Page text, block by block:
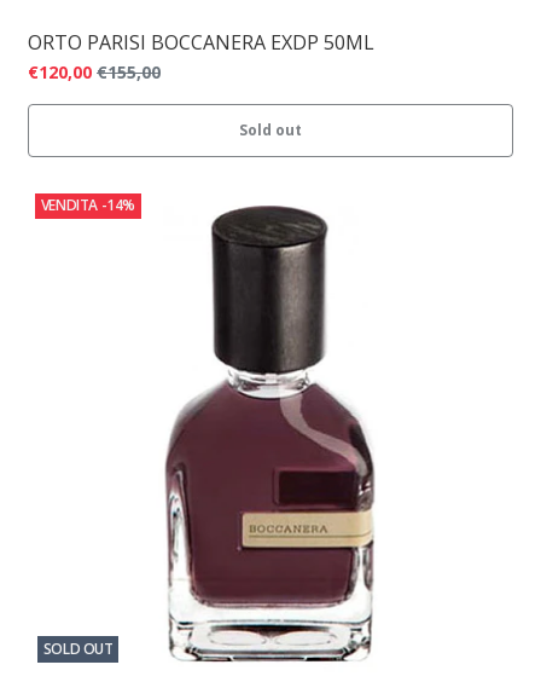
ORTO PARISI BOCCANERA EXDP 50ML
€120,00 €155,00
Sold out
VENDITA -14%
SOLD OUT